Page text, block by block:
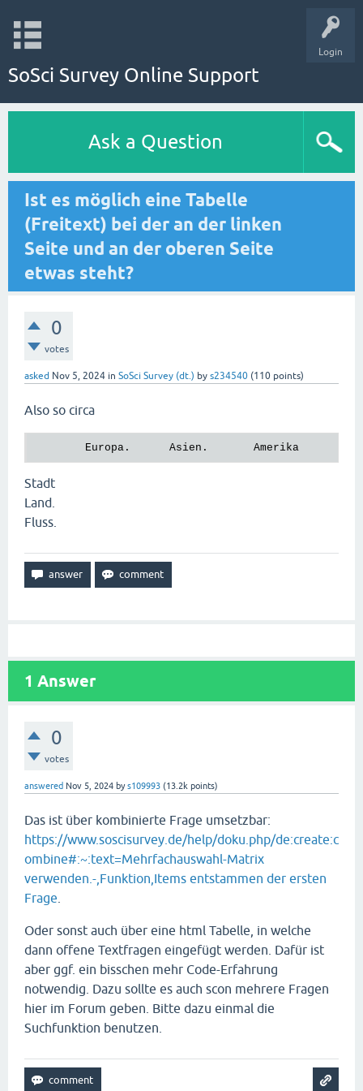
Login
SoSci Survey Online Support
Ask a Question
Ist es möglich eine Tabelle
(Freitext) bei der an der linken
Seite und an der oberen Seite
etwas steht?
0
votes
asked Nov 5, 2024 in SoSci Survey (dt.) by s234540 (110 points)
Also so circa
Stadt
Land.
Fluss.
1 Answer
0
votes
answered Nov 5, 2024 bys109993 (13.2k points)
Das ist über kombinierte Frage umsetzbar:
https://www.soscisurvey.de/help/doku.php/de:create:c
ombine#:~:text=Mehrfachauswahl-Matrix
verwenden.-,Funktion,Items entstammen der ersten
Frage
Oder sonst auch über eine html Tabelle, in welche
dann offene Textfragen eingefügt werden. Dafür ist
aber ggf. ein bisschen mehr Code-Erfahrung
notwendig. Dazu sollte es auch scon mehrere Fragen
hier im Forum geben. Bitte dazu einmal die
Suchfunktion benutzen.